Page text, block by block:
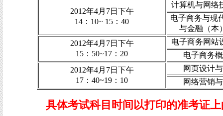
2012年4月7日下午
14：10~ 15：40
计算机与网络
电子商务与现
与金融（本
2012年4月7日下午
15：50~17：20
电子商务网站
电子商务
2012年4月7日下午
17：40~19：10
网页设计
网络营销
具体考试科目时间以打印的准考证上